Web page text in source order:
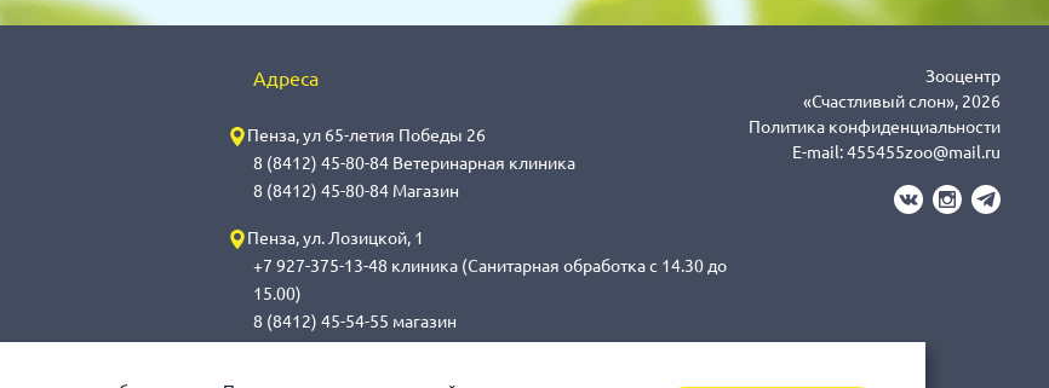
Адреса
Пенза, ул 65-летия Победы 26
8 (8412) 45-80-84 Ветеринарная клиника
8 (8412) 45-80-84 Магазин
Пенза, ул. Лозицкой, 1
+7 927-375-13-48 клиника (Санитарная обработка с 14.30 до
15.00)
8 (8412) 45-54-55 магазин
Зооцентр
«Счастливый слон», 2026
Политика конфиденциальности
E-mail:455455zoo@mail.ru